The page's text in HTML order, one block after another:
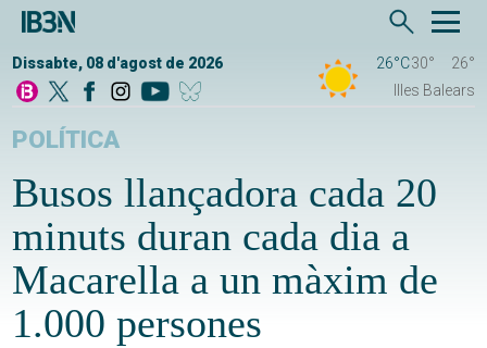
Dissabte, 08 d'agost de 2026 26°C30°
26°
Illes Balears
POLÍTICA
Busos llançadora cada 20
minuts duran cada dia a
Macarella a un màxim de
1.000 persones